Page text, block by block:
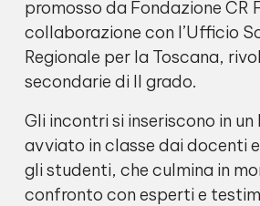
promosso da Fondazione CR
collaborazione con l’Ufficio
Regionale per la Toscana,
secondarie di II grado.
Gli incontri si inseriscono in
avviato in classe dai docenti
gli studenti, che culmina in
confronto con esperti e